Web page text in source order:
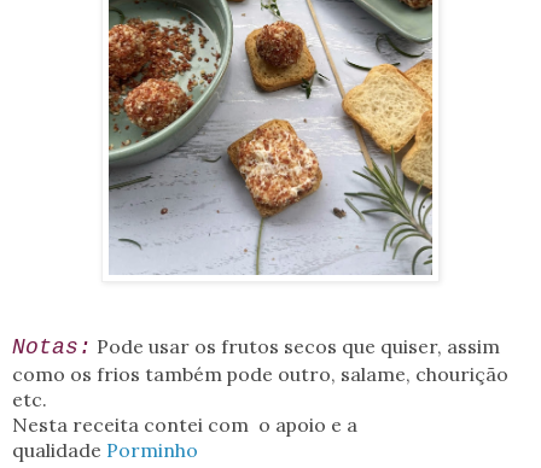
Notas: Pode usar os frutos secos que quiser, assim
como os frios também pode outro, salame, chourição
etc.
Nesta receita contei com o apoio e a
qualidade Porminho